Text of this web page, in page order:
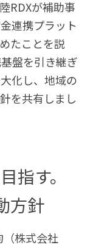
連携プラット
たことを説
盤を引き継ぎ
化し、地域の
を共有しまし
指す。
方針